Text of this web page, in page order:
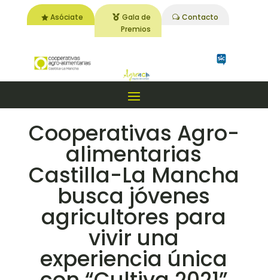
Asóciate
Gala de
Premios
Contacto
Cooperativas Agro-
alimentarias
Castilla-La Mancha
busca jóvenes
agricultores para
vivir una
experiencia única